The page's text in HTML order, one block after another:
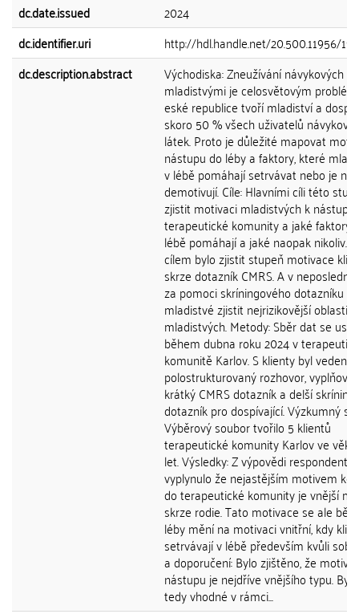
dc.date.issued
2024
dc.identifier.uri
http://hdl.handle.net/20.500.11956/
dc.description.abstract
Východiska: Zneužívání návykových
mladistvými je celosvětovým
eské republice tvoří mladiství a
skoro 50 % všech uživatelů
látek. Proto je důležité mapovat
nástupu do léby a faktory, které
v lébě pomáhají setrvávat nebo je
demotivují. Cíle: Hlavními cíli této
zjistit motivaci mladistvých k nástupu
terapeutické komunity a jaké faktory
lébě pomáhají a jaké naopak nikoliv.
cílem bylo zjistit stupeň motivace
skrze dotazník CMRS. A v neposlední
za pomoci skríningového dotazníku
mladistvé zjistit nejrizikovější oblasti
mladistvých. Metody: Sběr dat se
během dubna roku 2024 v
komunitě Karlov. S klienty byl veden
polostrukturovaný rozhovor, vyplňovali
krátký CMRS dotazník a delší
dotazník pro dospívající. Výzkumný
Výběrový soubor tvořilo 5 klientů
terapeutické komunity Karlov ve věku
let. Výsledky: Z výpovědi respondentů
vyplynulo že nejastějším motivem ke
do terapeutické komunity je vnější
skrze rodie. Tato motivace se ale
léby mění na motivaci vnitřní, kdy
setrvávají v lébě především kvůli
a doporučení: Bylo zjištěno, že
nástupu je nejdříve vnějšího typu.
tedy vhodné v rámci...